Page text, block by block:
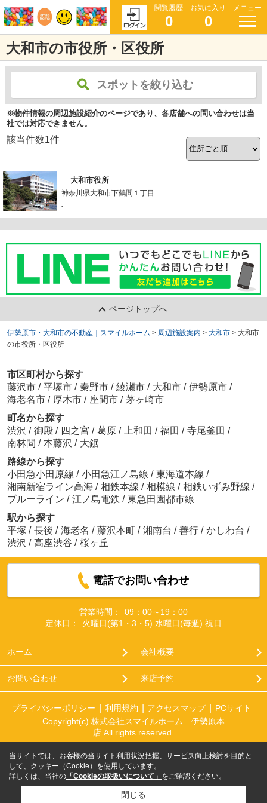
閲覧履歴
0
お気に入り
0
メニュー
大和市の市役所・区役所
スポットを絞り込む
※物件情報の周辺施設紹介のページであり、各店舗への問い合わせは当
社では対応できません。
該当件数1件
大和市役所
神奈川県大和市下鶴間１丁目
-
ページトップへ
伊勢原市・大和市の不動産｜スマイルホーム > 周辺施設案内 > 大和市 > 大和市
の市役所・区役所
市区町村から探す
藤沢市 / 平塚市 / 秦野市 / 綾瀬市 / 大和市 / 伊勢原市 /
海老名市 / 厚木市 / 座間市 / 茅ヶ崎市
町名から探す
渋沢 / 御殿 / 四之宮 / 葛原 / 上和田 / 福田 / 寺尾釜田 /
南林間 / 本藤沢 / 大鋸
路線から探す
小田急小田原線 / 小田急江ノ島線 / 東海道本線 /
湘南新宿ライン高海 / 相鉄本線 / 相模線 / 相鉄いずみ野線 /
ブルーライン / 江ノ島電鉄 / 東急田園都市線
駅から探す
平塚 / 長後 / 海老名 / 藤沢本町 / 湘南台 / 善行 / かしわ台 /
渋沢 / 高座渋谷 / 桜ヶ丘
電話でお問い合わせ
営業時間：
09：00～19：00
定休日：
火曜日(第1・3・5).水曜日(毎週).祝日
ホーム 会社概要
お問い合わせ 来店予約
プライバシーポリシー 利用規約 アクセスマップ
PCサイト
Copyright(c) 株式会社スマイルホーム 伊勢原本
店 All rights reserved.
当サイトでは、お客様の当サイト利用状況把握、サービス向上検討を目的と
して、クッキー（Cookie）を使用しています。
詳しくは、当社の 「Cookieの取扱いについて」 をご確認ください。
閉じる